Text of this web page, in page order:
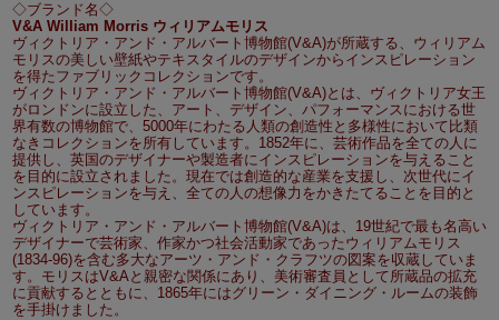
◇ブランド名◇
V&A William Morris ウィリアムモリス
ヴィクトリア・アンド・アルバート博物館(V&A)が所蔵する、ウィリアム
モリスの美しい壁紙やテキスタイルのデザインからインスピレーション
を得たファブリックコレクションです。
ヴィクトリア・アンド・アルバート博物館(V&A)とは、ヴィクトリア女王
がロンドンに設立した、アート、デザイン、パフォーマンスにおける世
界有数の博物館で、5000年にわたる人類の創造性と多様性において比類
なきコレクションを所有しています。1852年に、芸術作品を全ての人に
提供し、英国のデザイナーや製造者にインスピレーションを与えること
を目的に設立されました。現在では創造的な産業を支援し、次世代にイ
ンスピレーションを与え、全ての人の想像力をかきたてることを目的と
しています。
ヴィクトリア・アンド・アルバート博物館(V&A)は、19世紀で最も名高い
デザイナーで芸術家、作家かつ社会活動家であったウィリアムモリス
(1834-96)を含む多大なアーツ・アンド・クラフツの図案を収蔵していま
す。モリスはV&Aと親密な関係にあり、美術審査員として所蔵品の拡充
に貢献するとともに、1865年にはグリーン・ダイニング・ルームの装飾
を手掛けました。